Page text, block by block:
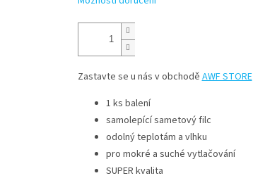
Zastavte se u nás v obchoděAWF STORE
1 ks balení
samolepící sametový filc
odolný teplotám a vlhku
pro mokré a suché vytlačování
SUPER kvalita